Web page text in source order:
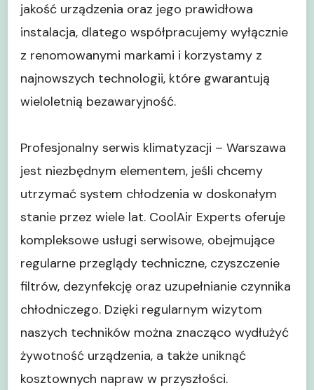
jakość urządzenia oraz jego prawidłowa
instalacja, dlatego współpracujemy wyłącznie
z renomowanymi markami i korzystamy z
najnowszych technologii, które gwarantują
wieloletnią bezawaryjność.
Profesjonalny serwis klimatyzacji – Warszawa
jest niezbędnym elementem, jeśli chcemy
utrzymać system chłodzenia w doskonałym
stanie przez wiele lat. CoolAir Experts oferuje
kompleksowe usługi serwisowe, obejmujące
regularne przeglądy techniczne, czyszczenie
filtrów, dezynfekcję oraz uzupełnianie czynnika
chłodniczego. Dzięki regularnym wizytom
naszych techników można znacząco wydłużyć
żywotność urządzenia, a także uniknąć
kosztownych napraw w przyszłości.